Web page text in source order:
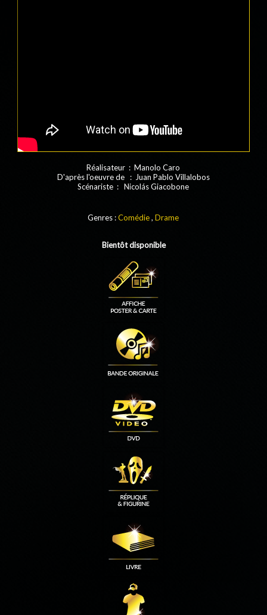
Réalisateur : Manolo Caro
D'après l'oeuvre de : Juan Pablo Villalobos
Scénariste : Nicolás Giacobone
Genres :Comédie,Drame
Bientôt disponible